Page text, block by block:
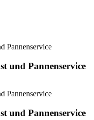
und Pannenservice
und Pannenservice